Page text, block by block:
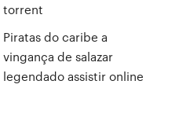
torrent
Piratas do caribe a
vingança de salazar
legendado assistir online